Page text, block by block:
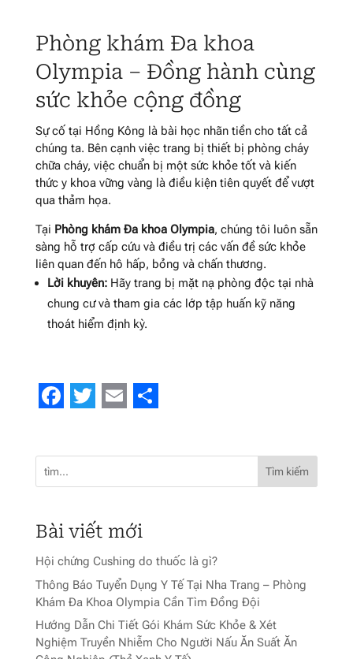
Phòng khám Đa khoa
Olympia – Đồng hành cùng
sức khỏe cộng đồng
Sự cố tại Hồng Kông là bài học nhãn tiền cho tất cả
chúng ta. Bên cạnh việc trang bị thiết bị phòng cháy
chữa cháy, việc chuẩn bị một sức khỏe tốt và kiến
thức y khoa vững vàng là điều kiện tiên quyết để vượt
qua thảm họa.
Tại Phòng khám Đa khoa Olympia, chúng tôi luôn sẵn
sàng hỗ trợ cấp cứu và điều trị các vấn đề sức khỏe
liên quan đến hô hấp, bỏng và chấn thương.
Lời khuyên:Hãy trang bị mặt nạ phòng độc tại nhà
chung cư và tham gia các lớp tập huấn kỹ năng
thoát hiểm định kỳ.
Tìm kiếm
Bài viết mới
Hội chứng Cushing do thuốc là gì?
Thông Báo Tuyển Dụng Y Tế Tại Nha Trang – Phòng
Khám Đa Khoa Olympia Cần Tìm Đồng Đội
Hướng Dẫn Chi Tiết Gói Khám Sức Khỏe & Xét
Nghiệm Truyền Nhiễm Cho Người Nấu Ăn Suất Ăn